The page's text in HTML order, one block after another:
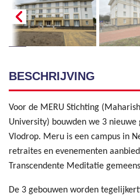
BESCHRIJVING
Voor de MERU Stichting
University) bouwden we 3 nieuwe
Vlodrop. Meru is een campus in
retraites en evenementen
Transcendente Meditatie
De 3 gebouwen worden